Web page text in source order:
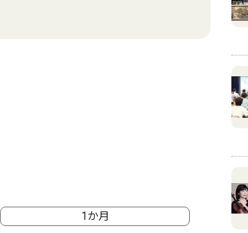
1か月